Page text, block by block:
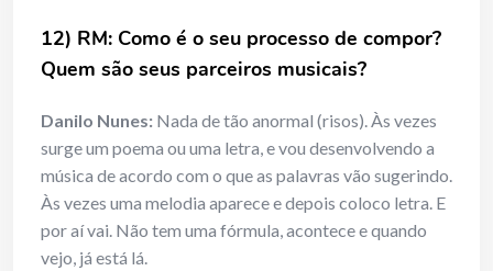
12) RM: Como é o seu processo de compor?
Quem são seus parceiros musicais?
Danilo Nunes: Nada de tão anormal (risos). Às vezes
surge um poema ou uma letra, e vou desenvolvendo a
música de acordo com o que as palavras vão sugerindo.
Às vezes uma melodia aparece e depois coloco letra. E
por aí vai. Não tem uma fórmula, acontece e quando
vejo, já está lá.